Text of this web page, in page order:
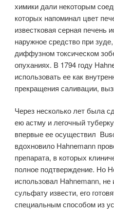
химики дали некоторым
которых напоминал цвет
известковая серная печень
наружное средство при
диффузном токсическом
опуханиях. В 1794 году
использовать ее как
прекращения саливации,
Через несколько лет была
ею астму и легочный
впервые ее осуществил
вдохновило Hahnemann
препарата, в которых
полное подтверждение. Но
использовал Hahnemann,
сульфату извести, его
специальным способом из